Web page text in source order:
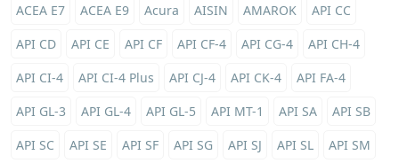
ACEA E7
ACEA E9 Acura AISIN AMAROK
API CC
API CD
API CE API CF API CF-4 API CG-4
API CH-4
API CI-4
API CI-4 Plus API CJ-4 API CK-4
API FA-4
API GL-3
API GL-4 API GL-5 API MT-1 API SA
API SB
API SC
API SE API SF API SG API SJ API SL
API SM